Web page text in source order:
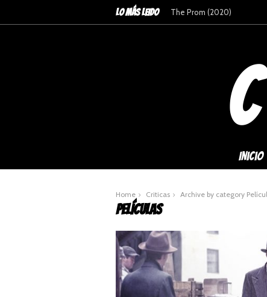
LO MÁS LEIDO Anne with an "E":
Inicio
Home Criticas Archive by category
PELÍCULAS